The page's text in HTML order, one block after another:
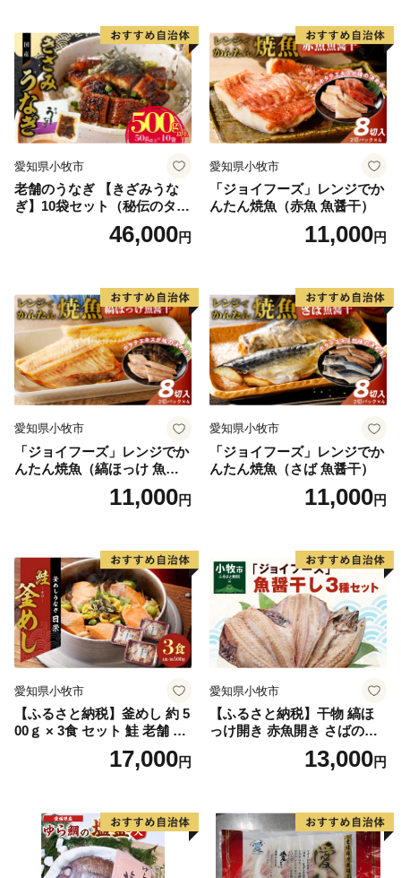
愛知県小牧市
老舗のうなぎ 【きざみうな
ぎ】10袋セット（秘伝のタレ
46,000円
愛知県小牧市
「ジョイフーズ」レンジでか
んたん焼魚（赤魚 魚醤干）
11,000円
愛知県小牧市
「ジョイフーズ」レンジでか
んたん焼魚（縞ほっけ 魚醤
11,000円
愛知県小牧市
「ジョイフーズ」レンジでか
んたん焼魚（さば 魚醤干）
11,000円
愛知県小牧市
【ふるさと納税】釜めし 約 5
00ｇ × 3食 セット 鮭 老舗 急
速冷凍 レンチン 時短 簡単調
理 食品 加工品 海鮮 手作り
り寄せグルメ 愛知県 小牧市
送料無料
17,000円
愛知県小牧市
【ふるさと納税】干物 縞ほ
っけ開き 赤魚開き さばの開
き 魚醤干し 3種 セット 詰め
合わせ 魚 おかず 肉厚 おいし
取り寄せグルメ 魚醤 ナンプ
ラー 愛知県 小牧市 冷凍 送料
無料
13,000円